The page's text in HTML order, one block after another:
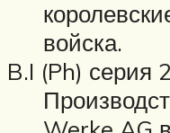
войска.
B.I (Ph) серия